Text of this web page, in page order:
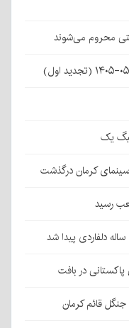
محروم می‌شوند
یک
کرمان درگذشت
قائم کرمان